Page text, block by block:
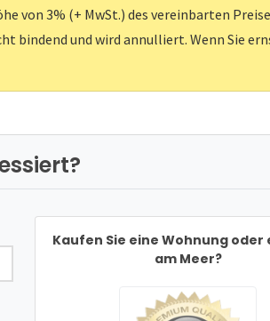
3% (+ MwSt.) des vereinbarten
bindend und wird annulliert. Wenn Sie
Kaufen Sie eine Wohnung oder
am Meer?